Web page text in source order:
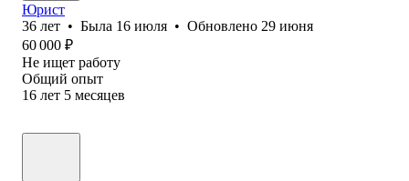
Юрист
36 лет • Была 16 июля • Обновлено 29 июня
60 000 ₽
Не ищет работу
Общий опыт
16 лет 5 месяцев